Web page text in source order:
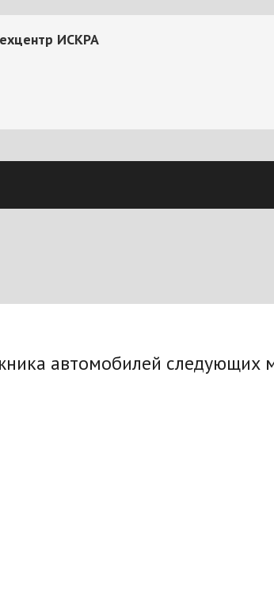
ИСКРА
автомобилей следующих